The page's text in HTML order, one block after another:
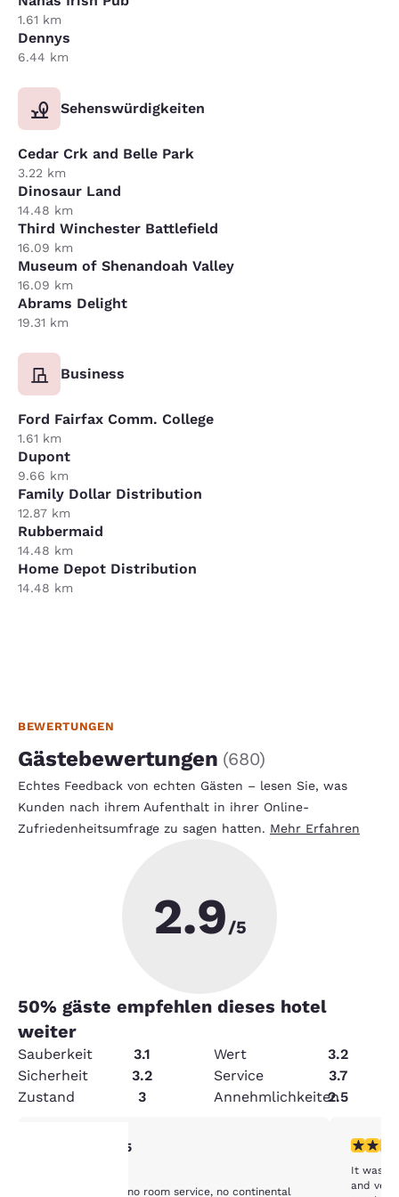
1.61 km
Dennys
6.44 km
Sehenswürdigkeiten
Cedar Crk and Belle Park
3.22 km
Dinosaur Land
14.48 km
Third Winchester Battlefield
16.09 km
Museum of Shenandoah Valley
16.09 km
Abrams Delight
19.31 km
Business
Ford Fairfax Comm. College
1.61 km
Dupont
9.66 km
Family Dollar Distribution
12.87 km
Rubbermaid
14.48 km
Home Depot Distribution
14.48 km
BEWERTUNGEN
Gästebewertungen (680)
Echtes Feedback von echten Gästen – lesen Sie, was
Kunden nach ihrem Aufenthalt in ihrer Online-
Zufriedenheitsumfrage zu sagen hatten. Mehr Erfahren
2.9/5
50% gäste empfehlen dieses hotel
weiter
Sauberkeit 3.1 Wert
3.2
Sicherheit
3.2 Service
3.7
Zustand
3 Annehmlichkeiten2.5
3-Sterne-Bewertung. Mittelmäßig. 1 Bewertung
3/5
No tv, no coffee, no room service, no continental
4-
It was
and